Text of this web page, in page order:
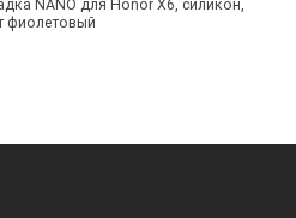
NANO для Honor X6, силикон,
фиолетовый